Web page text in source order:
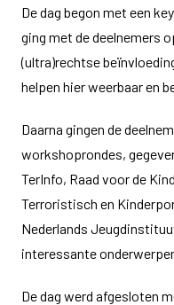
De dag begon met een
ging met de deelnemers
(ultra)rechtse
helpen hier weerbaar en
Daarna gingen de
workshoprondes,
TerInfo, Raad voor de
Terroristisch en
Nederlands
interessante
De dag werd afgesloten